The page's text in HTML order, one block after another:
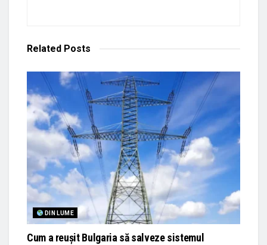
Related Posts
DIN LUME
Cum a reușit Bulgaria să salveze sistemul